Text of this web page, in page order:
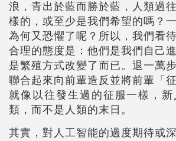
浪，青出於藍而勝於藍，人類過
樣的，或至少是我們希望的嗎？
為何又恐懼了呢？所以，我們看
合理的態度是：他們是我們自己
是繁殖方式改變了而已。退一萬
聯合起來向前輩造反並將前輩「
就像以往發生過的征服一樣，新
類，而不是人類的末日。
其實，對人工智能的過度期待或